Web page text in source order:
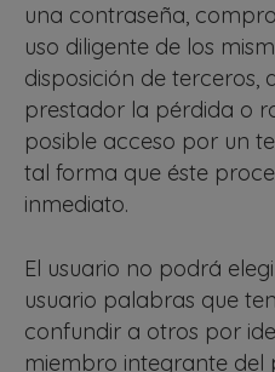
una contraseña,
uso diligente de los
disposición de terceros,
prestador la pérdida o
posible acceso por un
tal forma que éste
inmediato.
El usuario no podrá
usuario palabras que
confundir a otros por
miembro integrante del